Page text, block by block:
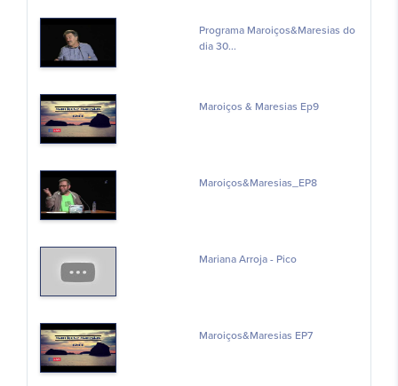
Programa Maroiços&Maresias do
dia 30...
Maroiços & Maresias Ep9
Maroiços&Maresias_EP8
Mariana Arroja - Pico
Maroiços&Maresias EP7